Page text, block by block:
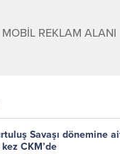
MOBİL REKLAM ALANI
Savaşı dönemine
CKM’de